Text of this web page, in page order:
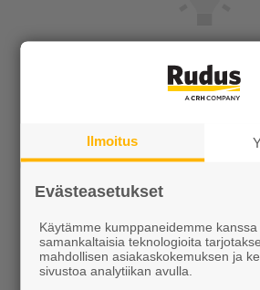
Kotipolku
Ideakuvasto
Ilmoitus
Evästeasetukset
Käytämme kumppaneidemme
samankaltaisia teknologioita
mahdollisen asiakaskokemuksen ja
sivustoa analytiikan avulla.